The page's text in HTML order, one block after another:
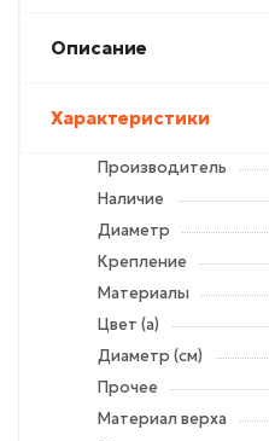
Описание
Характеристики
Производитель
Наличие
Диаметр
Крепление
Материалы
Цвет (а)
Диаметр (см)
Прочее
Материал верха